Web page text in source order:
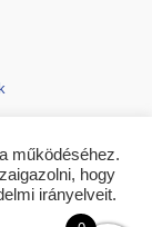
működéséhez.
hogy
irányelveit.